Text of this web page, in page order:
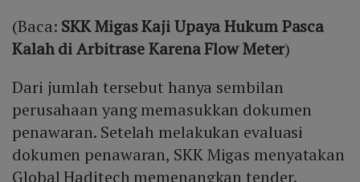
(Baca: SKK Migas Kaji Upaya Hukum Pasca
Kalah di Arbitrase Karena Flow Meter)
Dari jumlah tersebut hanya sembilan
perusahaan yang memasukkan dokumen
penawaran. Setelah melakukan evaluasi
dokumen penawaran, SKK Migas menyatakan
Global Haditech memenangkan tender.